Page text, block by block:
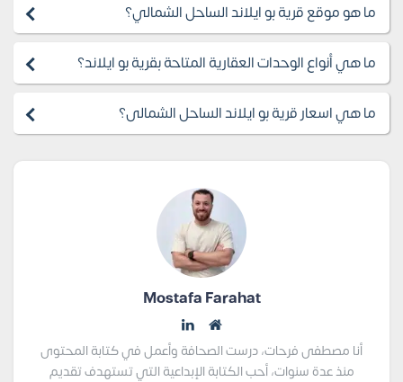
ما هو موقع قرية بو ايلاند الساحل الشمالي؟
ما هي أنواع الوحدات العقارية المتاحة بقرية بو ايلاند؟
ما هي اسعار قرية بو ايلاند الساحل الشمالى؟
Mostafa Farahat
أنا مصطفى فرحات، درست الصحافة وأعمل في كتابة المحتوى
منذ عدة سنوات، أحب الكتابة الإبداعية التي تستهدف تقديم